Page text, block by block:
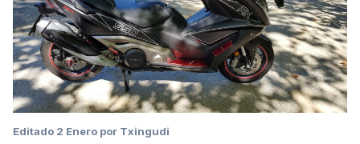
Editado 2 Enero por Txingudi